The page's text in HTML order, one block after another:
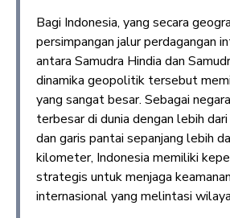
Bagi Indonesia, yang secara
persimpangan jalur perdagangan
antara Samudra Hindia dan
dinamika geopolitik tersebut
yang sangat besar. Sebagai
terbesar di dunia dengan lebih
dan garis pantai sepanjang lebih
kilometer, Indonesia memiliki
strategis untuk menjaga
internasional yang melintasi